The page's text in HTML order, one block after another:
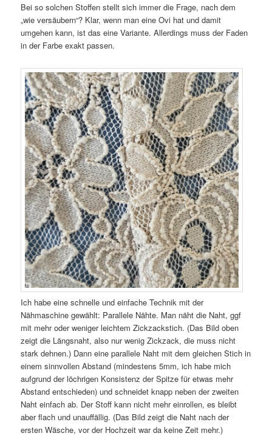
Bei so solchen Stoffen stellt sich immer die Frage, nach dem
„wie versäubern“? Klar, wenn man eine Ovi hat und damit
umgehen kann, ist das eine Variante. Allerdings muss der Faden
in der Farbe exakt passen.
Ich habe eine schnelle und einfache Technik mit der
Nähmaschine gewählt: Parallele Nähte. Man näht die Naht, ggf
mit mehr oder weniger leichtem Zickzackstich. (Das Bild oben
zeigt die Längsnaht, also nur wenig Zickzack, die muss nicht
stark dehnen.) Dann eine parallele Naht mit dem gleichen Stich in
einem sinnvollen Abstand (mindestens 5mm, ich habe mich
aufgrund der löchrigen Konsistenz der Spitze für etwas mehr
Abstand entschieden) und schneidet knapp neben der zweiten
Naht einfach ab. Der Stoff kann nicht mehr einrollen, es bleibt
aber flach und unauffällig. (Das Bild zeigt die Naht nach der
ersten Wäsche, vor der Hochzeit war da keine Zeit mehr.)